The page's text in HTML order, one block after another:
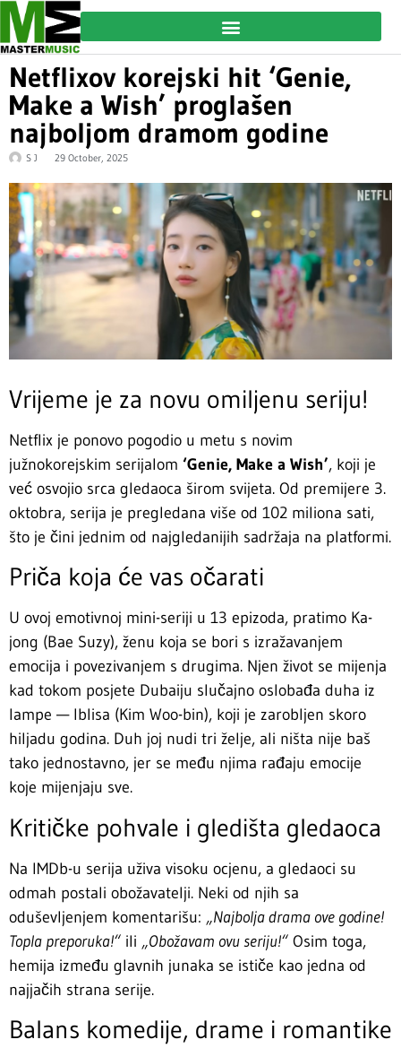
Netflixov korejski hit ‘Genie,
Make a Wish’ proglašen
najboljom dramom godine
S J 29 October, 2025
Vrijeme je za novu omiljenu seriju!
Netflix je ponovo pogodio u metu s novim
južnokorejskim serijalom ‘Genie, Make a Wish’, koji je
već osvojio srca gledaoca širom svijeta. Od premijere 3.
oktobra, serija je pregledana više od 102 miliona sati,
što je čini jednim od najgledanijih sadržaja na platformi.
Priča koja će vas očarati
U ovoj emotivnoj mini-seriji u 13 epizoda, pratimo Ka-
jong (Bae Suzy), ženu koja se bori s izražavanjem
emocija i povezivanjem s drugima. Njen život se mijenja
kad tokom posjete Dubaiju slučajno oslobađa duha iz
lampe — Iblisa (Kim Woo-bin), koji je zarobljen skoro
hiljadu godina. Duh joj nudi tri želje, ali ništa nije baš
tako jednostavno, jer se među njima rađaju emocije
koje mijenjaju sve.
Kritičke pohvale i gledišta gledaoca
Na IMDb-u serija uživa visoku ocjenu, a gledaoci su
odmah postali obožavatelji. Neki od njih sa
oduševljenjem komentarišu: „Najbolja drama ove godine!
Topla preporuka!“ ili „Obožavam ovu seriju!“ Osim toga,
hemija između glavnih junaka se ističe kao jedna od
najjačih strana serije.
Balans komedije, drame i romantike